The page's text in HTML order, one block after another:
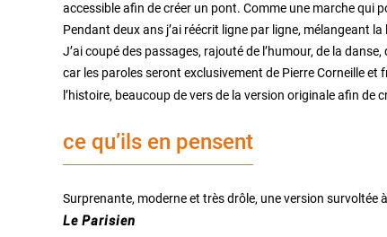
accessible afin de créer un pont. Comme une marche qui
Pendant deux ans j’ai réécrit ligne par ligne, mélangeant
J’ai coupé des passages, rajouté de l’humour, de la
car les paroles seront exclusivement de Pierre Corneille
l’histoire, beaucoup de vers de la version originale afin de
ce qu’ils en pensent
Surprenante, moderne et très drôle, une version
Le Parisien